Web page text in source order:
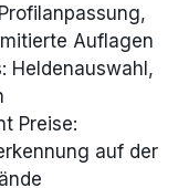
Auflagen
Heldenauswahl,
Preise:
auf der